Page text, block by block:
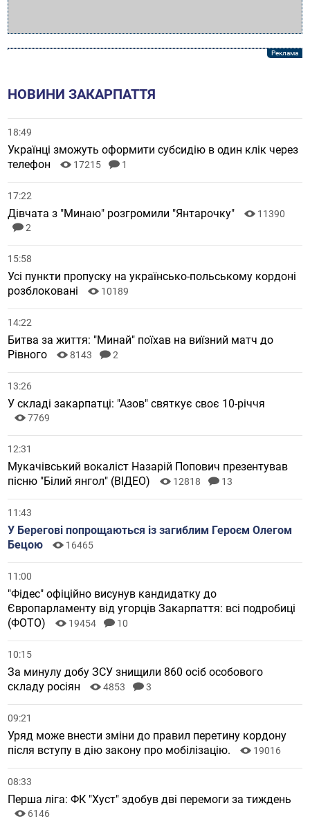
НОВИНИ ЗАКАРПАТТЯ
18:49
Українці зможуть оформити субсидію в один клік через
телефон
17215 1
17:22
Дівчата з "Минаю" розгромили "Янтарочку"
11390
2
15:58
Усі пункти пропуску на українсько-польському кордоні
розблоковані
10189
14:22
Битва за життя: "Минай" поїхав на виїзний матч до
Рівного
8143 2
13:26
У складі закарпатці: "Азов" святкує своє 10-річчя
7769
12:31
Мукачівський вокаліст Назарій Попович презентував
пісню "Білий янгол" (ВІДЕО)
12818 13
11:43
У Берегові попрощаються із загиблим Героєм Олегом
Бецою
16465
11:00
"Фідес" офіційно висунув кандидатку до
Європарламенту від угорців Закарпаття: всі подробиці
(ФОТО)
19454 10
10:15
За минулу добу ЗСУ знищили 860 осіб особового
складу росіян
4853 3
09:21
Уряд може внести зміни до правил перетину кордону
після вступу в дію закону про мобілізацію.
19016
08:33
Перша ліга: ФК "Хуст" здобув дві перемоги за тиждень
6146